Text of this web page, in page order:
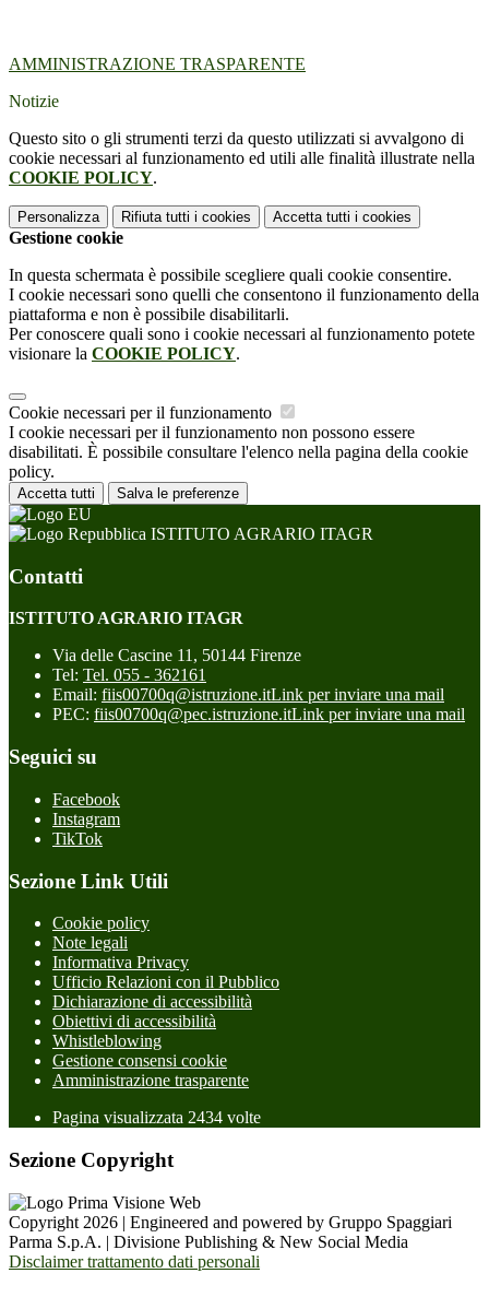
AMMINISTRAZIONE TRASPARENTE
Notizie
Questo sito o gli strumenti terzi da questo utilizzati si avvalgono di
cookie necessari al funzionamento ed utili alle finalità illustrate nella
COOKIE POLICY.
Personalizza Rifiuta tutti i cookies Accetta tutti i cookies
Gestione cookie
In questa schermata è possibile scegliere quali cookie consentire.
I cookie necessari sono quelli che consentono il funzionamento della
piattaforma e non è possibile disabilitarli.
Per conoscere quali sono i cookie necessari al funzionamento potete
visionare la COOKIE POLICY.
Cookie necessari per il funzionamento
I cookie necessari per il funzionamento non possono essere
disabilitati. È possibile consultare l'elenco nella pagina della cookie
policy.
Accetta tutti Salva le preferenze
ISTITUTO AGRARIO ITAGR
Contatti
ISTITUTO AGRARIO ITAGR
Via delle Cascine 11, 50144 Firenze
Tel: Tel. 055 - 362161
Email: fiis00700q@istruzione.itLink per inviare una mail
PEC: fiis00700q@pec.istruzione.itLink per inviare una mail
Seguici su
Facebook
Instagram
TikTok
Sezione Link Utili
Cookie policy
Note legali
Informativa Privacy
Ufficio Relazioni con il Pubblico
Dichiarazione di accessibilità
Obiettivi di accessibilità
Whistleblowing
Gestione consensi cookie
Amministrazione trasparente
Pagina visualizzata 2434 volte
Sezione Copyright
Copyright 2026 | Engineered and powered by Gruppo Spaggiari
Parma S.p.A. | Divisione Publishing & New Social Media
Disclaimer trattamento dati personali